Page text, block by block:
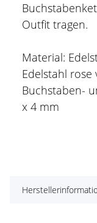
Outfit tragen.
Material:
Edelstahl rose
Buchstaben-
x 4 mm